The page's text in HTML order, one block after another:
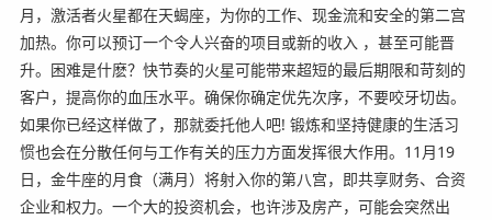
月，激活者火星都在天蝎座，为你的工作、现金流和安全的第二宫
加热。你可以预订一个令人兴奋的项目或新的收入 ，甚至可能晋
升。困难是什麽？快节奏的火星可能带来超短的最后期限和苛刻的
客户，提高你的血压水平。确保你确定优先次序，不要咬牙切齿。
如果你已经这样做了，那就委托他人吧! 锻炼和坚持健康的生活习
惯也会在分散任何与工作有关的压力方面发挥很大作用。11月19
日，金牛座的月食（满月）将射入你的第八宫，即共享财务、合资
企业和权力。一个大的投资机会，也许涉及房产，可能会突然出